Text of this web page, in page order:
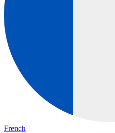
French